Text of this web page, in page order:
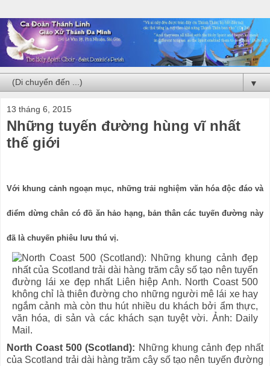
▼
13 tháng 6, 2015
Những tuyến đường hùng vĩ nhất
thế giới
Với khung cảnh ngoạn mục, những trải nghiệm văn hóa độc đáo và
điểm dừng chân có đồ ăn hảo hạng, bản thân các tuyến đường này
đã là chuyến phiêu lưu thú vị.
North Coast 500 (Scotland): Những khung cảnh đẹp nhất
của Scotland trải dài hàng trăm cây số tạo nên tuyến đường